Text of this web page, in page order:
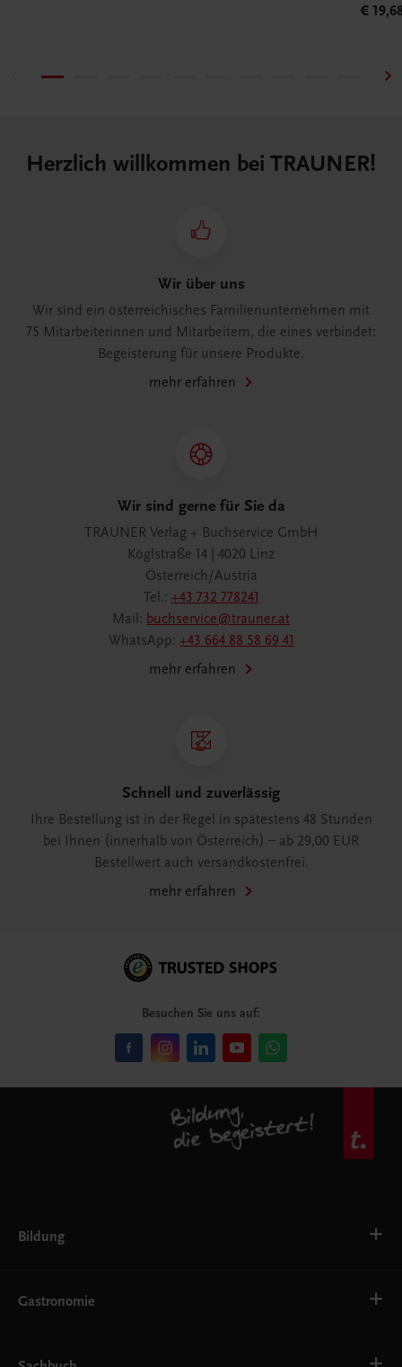
€
Herzlich willkommen bei TRAUNER!
Wir über uns
Wir sind ein österreichisches Familienunternehmen mit
75 Mitarbeiterinnen und Mitarbeitern, die eines verbindet:
Begeisterung für unsere Produkte.
mehr erfahren
Wir sind gerne für Sie da
TRAUNER Verlag + Buchservice GmbH
Köglstraße 14 | 4020 Linz
Österreich/Austria
Tel.: +43 732 778241
Mail: buchservice@trauner.at
WhatsApp: +43 664 88 58 69 41
mehr erfahren
Schnell und zuverlässig
Ihre Bestellung ist in der Regel in spätestens 48 Stunden
bei Ihnen (innerhalb von Österreich) – ab 29,00 EUR
Bestellwert auch versandkostenfrei.
mehr erfahren
Besuchen Sie uns auf:
Bildung
AHS
EWF/ZWF
Gastronomie